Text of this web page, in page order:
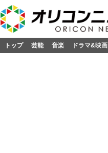
トップ 芸能 音楽 ドラマ&映画